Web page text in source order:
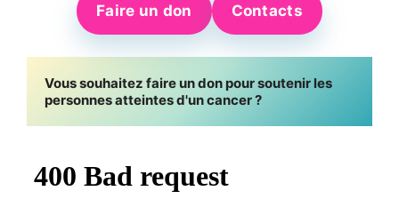
Faire un don Contacts
Vous souhaitez faire un don pour soutenir les
personnes atteintes d'un cancer ?